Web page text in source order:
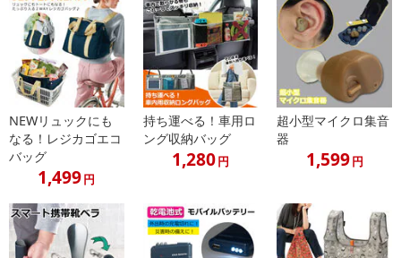
ンクまとめて支払い、楽天ペイ、メルペイ、AEON Pay、Amazon
Payでお支払いの場合、決済のため外部サイトへ遷移します。
※予約商品は決済手段ごとに定められた決済期限日にお支払いを完
了することがございます。ご了承いただいたうえでお申し込みくだ
さい。
【配送伝票番号について】
※配送形態がメール便の商品については、商品の発送完了後、配送
伝票番号がマイページに表示されない場合もございます。
【配送日時の指定について】
※配送日時の指定が可能な商品の場合、商品によってご指定できる
NEWリュックにも
なる！レジカゴエコ
バッグ
1,499円
持ち運べる！車用ロ
ング収納バッグ
1,280円
超小型マイクロ集音
器
1,599円